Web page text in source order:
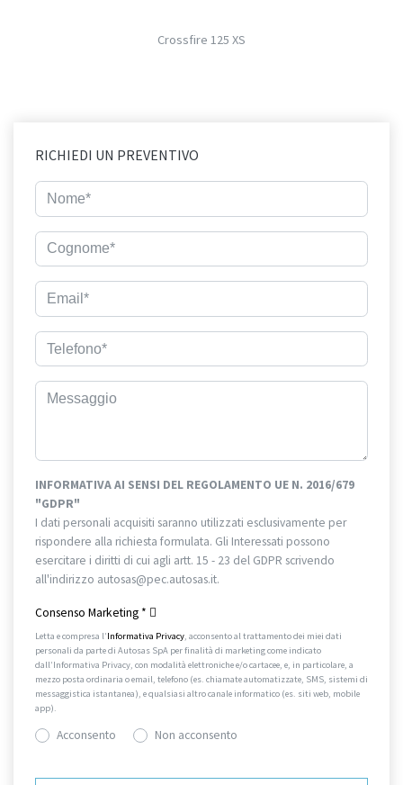
Crossfire 125 XS
RICHIEDI UN PREVENTIVO
INFORMATIVA AI SENSI DEL REGOLAMENTO UE N. 2016/679
"GDPR"
I dati personali acquisiti saranno utilizzati esclusivamente per
rispondere alla richiesta formulata. Gli Interessati possono
esercitare i diritti di cui agli artt. 15 - 23 del GDPR scrivendo
all'indirizzo autosas@pec.autosas.it.
Consenso Marketing *
Letta e compresa l’Informativa Privacy, acconsento al trattamento dei miei dati
personali da parte di Autosas SpA per finalità di marketing come indicato
dall’Informativa Privacy, con modalità elettroniche e/o cartacee, e, in particolare, a
mezzo posta ordinaria o email, telefono (es. chiamate automatizzate, SMS, sistemi di
messaggistica istantanea), e qualsiasi altro canale informatico (es. siti web, mobile
app).
Acconsento Non acconsento